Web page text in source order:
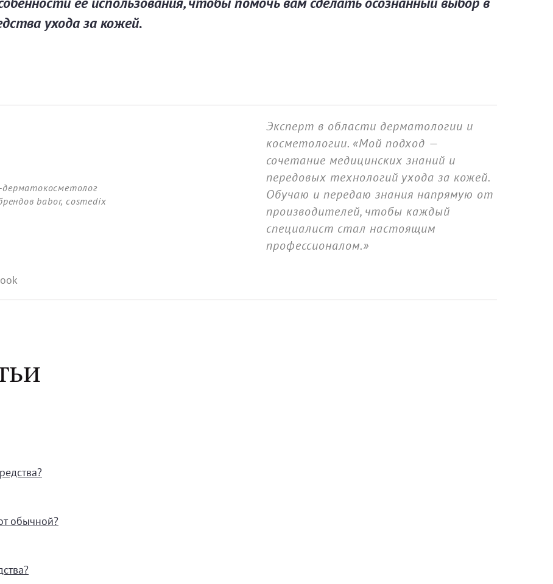
ухода за кожей.
дерматокосметолог
babor, cosmedix
Эксперт в области дерматологии и
косметологии. «Мой подход —
сочетание медицинских знаний и
передовых технологий ухода за кожей.
Обучаю и передаю знания напрямую от
производителей, чтобы каждый
специалист стал настоящим
профессионалом.»
обычной?